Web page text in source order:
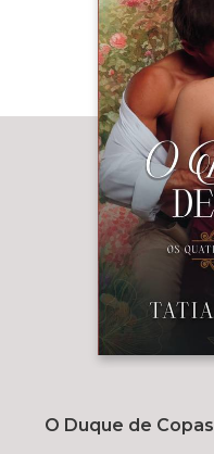
O Duque de Copas